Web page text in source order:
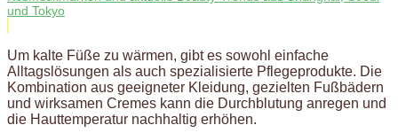
und Tokyo
Um kalte Füße zu wärmen, gibt es sowohl einfache
Alltagslösungen als auch spezialisierte Pflegeprodukte. Die
Kombination aus geeigneter Kleidung, gezielten Fußbädern
und wirksamen Cremes kann die Durchblutung anregen und
die Hauttemperatur nachhaltig erhöhen.